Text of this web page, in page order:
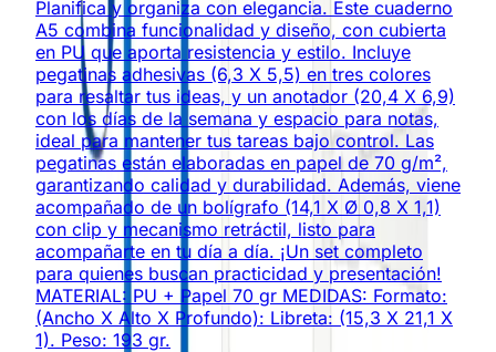
Planifica y organiza con elegancia. Este cuaderno
A5 combina funcionalidad y diseño, con cubierta
en PU que aporta resistencia y estilo. Incluye
pegatinas adhesivas (6,3 X 5,5) en tres colores
para resaltar tus ideas, y un anotador (20,4 X 6,9)
con los días de la semana y espacio para notas,
ideal para mantener tus tareas bajo control. Las
pegatinas están elaboradas en papel de 70 g/m²,
garantizando calidad y durabilidad. Además, viene
acompañado de un bolígrafo (14,1 X Ø 0,8 X 1,1)
con clip y mecanismo retráctil, listo para
acompañarte en tu día a día. ¡Un set completo
para quienes buscan practicidad y presentación!
MATERIAL: PU + Papel 70 gr MEDIDAS: Formato:
(Ancho X Alto X Profundo): Libreta: (15,3 X 21,1 X
1). Peso: 193 gr.